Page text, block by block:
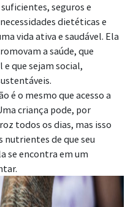
seguros e
dietéticas e
vida ativa e saudável. Ela
a saúde, que
que sejam social,
é o mesmo que acesso a
criança pode, por
todos os dias, mas isso
nutrientes de que seu
se encontra em um